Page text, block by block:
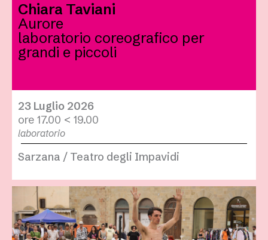
Chiara Taviani
Aurore
laboratorio coreografico per
grandi e piccoli
23 Luglio 2026
ore 17.00 < 19.00
laboratorio
Sarzana / Teatro degli Impavidi